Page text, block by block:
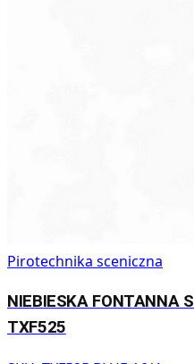
Pirotechnika sceniczna
NIEBIESKA FONTANNA
TXF525